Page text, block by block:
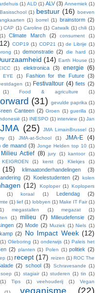
(1) ALD (1) ALV (3) Annemiek (1)
Basisschool (1) bestuur (16) boeven
(1) borrel (1) brainstorm (2)
CAP (1) Caroline (1) Catwalk (1) chili (1)
(1) Climate March (2) consument (1)
COP19 (1) COP21 (1) de Librije (1)
(1) demonstratie (2) die hard
(1)
(14) Earth House (1)
(1) elektronica (3) energie (6)
EYE (1) Fashion for the Future (3)
(1) Festivaltour (4) fiets (2)
(1) Food & agriculture (1)
(31) gevulde paprika (1)
Canteen (2) Groen (1) guerilla (1)
(1) INESPO (1) interview (1) Jan
JMA (25) JMA LimainBrussel (1)
(1) JMA-at-School (1) JMA-E (4)
de maand (3) Jonge Helden top 10 (1)
Actief (8) jury (1) kantoor (1)
KEIGROEN (1) kerst (1) Kliekjes (1)
(15) klimaatonderhandelingen
(3)
(2) Koelestudenten (2)
kolen
(12) Koploper (1) Koplopers
(1) koraal (1) Ledendag (2)
(1) lief (1) lobbyen (1) Make IT Fair (1)
megastallen (1) megazat
(1)
(1) milieu (7) Milieudefensie
(2)
(2) Mode (2) Muziek (1) Niels (1)
(2) No Impact Week (12)
(1) Olieboring (1) onderwijs (1) Paleis het
(2) planten (1) Polen (1) politiek (2)
(1) recept (17) reizen (1) ROC The
(2) school (3) Schravesande (1)
soep (1) stagiair (1) studeren (1) tin (1)
(1) Tips (1) veehouderij (1)
Vegan
veganisme (22)